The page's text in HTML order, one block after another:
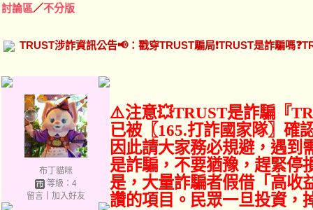
討論區／不分版
TRUST涉詐資訊公告📢：戳穿TRUST騙局❗TRUST是詐騙嗎
布丁貓咪
等級：4
留言｜ 加入好友
⚠️注意💥TRUST是詐騙『
已被〖165.打詐國家隊〗確
因此請大家務必規避，遇到
是詐騙，不要猶豫，趕緊停
是，大量詐騙者假借「高收
讚的項目。民眾一旦投資，